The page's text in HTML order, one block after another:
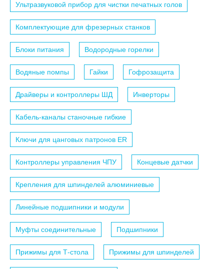
Ультразвуковой прибор для чистки печатных голов
Комплектующие для фрезерных станков
Блоки питания Водородные горелки
Водяные помпы Гайки Гофрозащита
Драйверы и контроллеры ШД Инверторы
Кабель-каналы станочные гибкие
Ключи для цанговых патронов ER
Контроллеры управления ЧПУ Концевые датчки
Крепления для шпинделей алюминиевые
Линейные подшипники и модули
Муфты соединительные Подшипники
Прижимы для Т-стола Прижимы для шпинделей